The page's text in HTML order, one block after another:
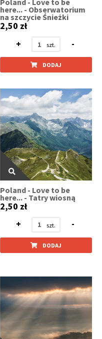
Poland - Love to be
here... - Obserwatorium
na szczycie Śnieżki
2,50 zł
+
-
DODAJ
Poland - Love to be
here... - Tatry wiosną
2,50 zł
+
-
DODAJ